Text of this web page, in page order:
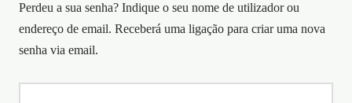
Perdeu a sua senha? Indique o seu nome de utilizador ou
endereço de email. Receberá uma ligação para criar uma nova
senha via email.